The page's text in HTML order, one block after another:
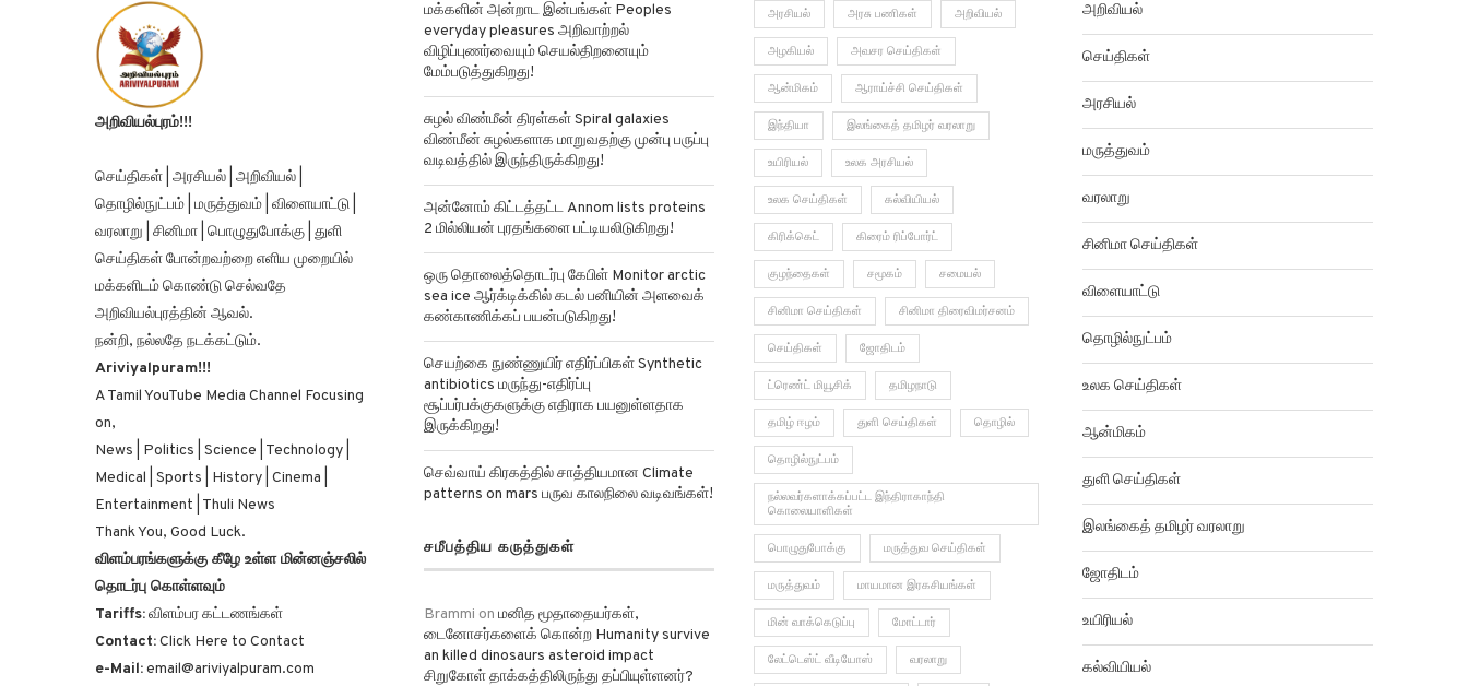
அறிவியல்புரம்!!!
செய்திகள் | அரசியல் | அறிவியல் |
தொழில்நுட்பம் | மருத்துவம் | விளையாட்டு |
வரலாறு | சினிமா | பொழுதுபோக்கு | துளி
செய்திகள் போன்றவற்றை எளிய முறையில்
மக்களிடம் கொண்டு செல்வதே
அறிவியல்புரத்தின் ஆவல்.
நன்றி, நல்லதே நடக்கட்டும்.
Ariviyalpuram!!!
A Tamil YouTube Media Channel Focusing
on,
News | Politics | Science | Technology |
Medical | Sports | History | Cinema |
Entertainment | Thuli News
Thank You, Good Luck.
விளம்பரங்களுக்கு கீழே உள்ள மின்னஞ்சலில்
தொடர்பு கொள்ளவும்
Tariffs:விளம்பர கட்டணங்கள்
Contact:Click Here to Contact
e-Mail:email@ariviyalpuram.com
மக்களின் அன்றாட இன்பங்கள் Peoples
everyday pleasures அறிவாற்றல்
விழிப்புணர்வையும் செயல்திறனையும்
மேம்படுத்துகிறது!
சுழல் விண்மீன் திரள்கள் Spiral galaxies
விண்மீன் சுழல்களாக மாறுவதற்கு முன்பு பருப்பு
வடிவத்தில் இருந்திருக்கிறது!
அன்னோம் கிட்டத்தட்ட Annom lists proteins
2 மில்லியன் புரதங்களை பட்டியலிடுகிறது!
ஒரு தொலைத்தொடர்பு கேபிள் Monitor arctic
sea ice ஆர்க்டிக்கில் கடல் பனியின் அளவைக்
கண்காணிக்கப் பயன்படுகிறது!
செயற்கை நுண்ணுயிர் எதிர்ப்பிகள் Synthetic
antibiotics மருந்து-எதிர்ப்பு
சூப்பர்பக்குகளுக்கு எதிராக பயனுள்ளதாக
இருக்கிறது!
செவ்வாய் கிரகத்தில் சாத்தியமான Climate
patterns on mars பருவ காலநிலை வடிவங்கள்!
சமீபத்திய கருத்துகள்
Brammi onமனித மூதாதையர்கள்,
டைனோசர்களைக் கொன்ற Humanity survive
an killed dinosaurs asteroid impact
சிறுகோள் தாக்கத்திலிருந்து தப்பியுள்ளனர்?
அரசியல் அரசு பணிகள் அறிவியல்
அழகியல் அவசர செய்திகள்
ஆன்மிகம் ஆராய்ச்சி செய்திகள்
இந்தியா இலங்கைத் தமிழர் வரலாறு
உயிரியல் உலக அரசியல்
உலக செய்திகள் கல்வியியல்
கிரிக்கெட் கிரைம் ரிப்போர்ட்
குழந்தைகள் சமூகம் சமையல்
சினிமா செய்திகள் சினிமா திரைவிமர்சனம்
செய்திகள் ஜோதிடம்
ட்ரெண்ட் மியூசிக் தமிழநாடு
தமிழ் ஈழம் துளி செய்திகள் தொழில்
தொழில்நுட்பம்
நல்லவர்களாக்கப்பட்ட இந்திராகாந்தி
கொலையாளிகள்
பொழுதுபோக்கு மருத்துவ செய்திகள்
மருத்துவம் மாயமான இரகசியங்கள்
மின் வாக்கெடுப்பு மோட்டார்
லேட்டெஸ்ட் வீடியோஸ் வரலாறு
அறிவியல்
செய்திகள்
அரசியல்
மருத்துவம்
வரலாறு
சினிமா செய்திகள்
விளையாட்டு
தொழில்நுட்பம்
உலக செய்திகள்
ஆன்மிகம்
துளி செய்திகள்
இலங்கைத் தமிழர் வரலாறு
ஜோதிடம்
உயிரியல்
கல்வியியல்